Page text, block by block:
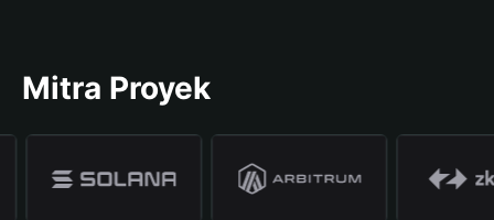
Mitra Proyek